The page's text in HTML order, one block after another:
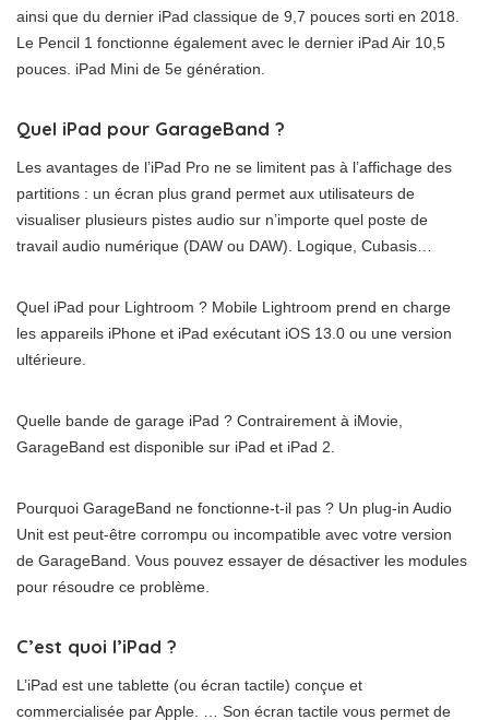
ainsi que du dernier iPad classique de 9,7 pouces sorti en 2018.
Le Pencil 1 fonctionne également avec le dernier iPad Air 10,5
pouces. iPad Mini de 5e génération.
Quel iPad pour GarageBand ?
Les avantages de l’iPad Pro ne se limitent pas à l’affichage des
partitions : un écran plus grand permet aux utilisateurs de
visualiser plusieurs pistes audio sur n’importe quel poste de
travail audio numérique (DAW ou DAW). Logique, Cubasis…
Quel iPad pour Lightroom ? Mobile Lightroom prend en charge
les appareils iPhone et iPad exécutant iOS 13.0 ou une version
ultérieure.
Quelle bande de garage iPad ? Contrairement à iMovie,
GarageBand est disponible sur iPad et iPad 2.
Pourquoi GarageBand ne fonctionne-t-il pas ? Un plug-in Audio
Unit est peut-être corrompu ou incompatible avec votre version
de GarageBand. Vous pouvez essayer de désactiver les modules
pour résoudre ce problème.
C’est quoi l’iPad ?
L’iPad est une tablette (ou écran tactile) conçue et
commercialisée par Apple. … Son écran tactile vous permet de